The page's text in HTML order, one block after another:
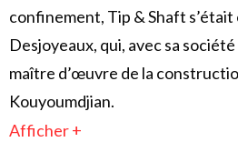
confinement, Tip & Shaft
Desjoyeaux, qui, avec sa
maître d’œuvre de la
Kouyoumdjian.
Afficher +